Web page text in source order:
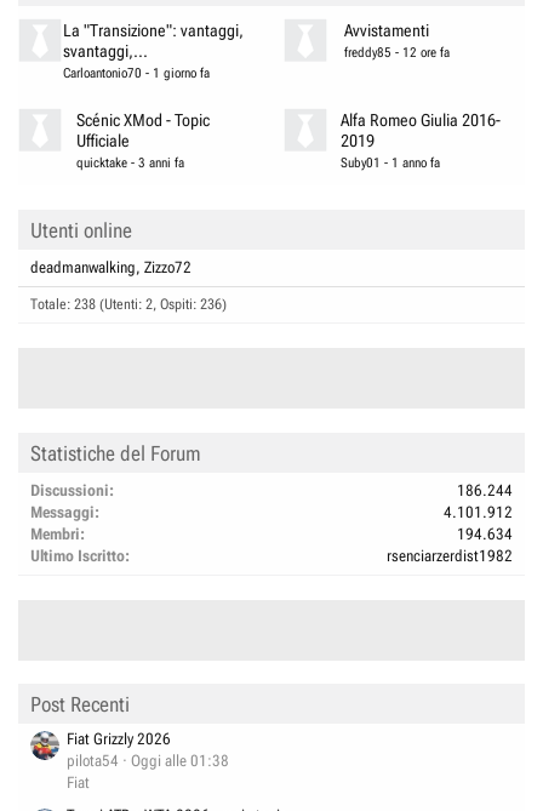
La "Transizione": vantaggi,
svantaggi,...
Carloantonio70 - 1 giorno fa
Avvistamenti
freddy85 - 12 ore fa
Scénic XMod - Topic
Ufficiale
quicktake -3 anni fa
Alfa Romeo Giulia 2016-
2019
Suby01 - 1 anno fa
Utenti online
deadmanwalking Zizzo72
Totale: 238 (Utenti: 2, Ospiti: 236)
Statistiche del Forum
Discussioni
186.244
Messaggi
4.101.912
Membri
194.634
Ultimo Iscritto
rsenciarzerdist1982
Post Recenti
Fiat Grizzly 2026
pilota54
Oggi alle 01:38
Fiat